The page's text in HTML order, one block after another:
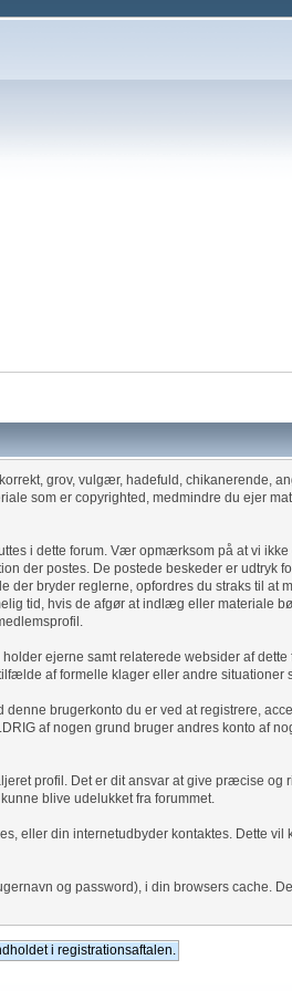
grov, vulgær, hadefuld, chikanerende,
som er copyrighted, medmindre du ejer
i dette forum. Vær opmærksom på at vi
der postes. De postede beskeder er udtryk
bryder reglerne, opfordres du straks til at
tid, hvis de afgør at indlæg eller materiale
ejerne samt relaterede websider af
af formelle klager eller andre situationer
brugerkonto du er ved at registrere,
af nogen grund bruger andres konto af
profil. Det er dit ansvar at give præcise og
blive udelukket fra forummet.
eller din internetudbyder kontaktes. Dette
og password), i din browsers cache.